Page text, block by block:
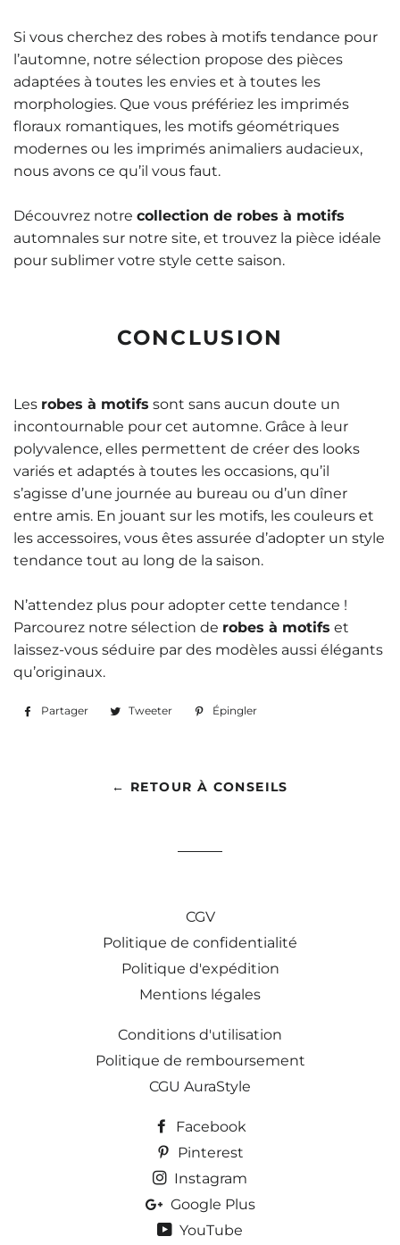
Si vous cherchez des robes à motifs tendance pour
l’automne, notre sélection propose des pièces
adaptées à toutes les envies et à toutes les
morphologies. Que vous préfériez les imprimés
floraux romantiques, les motifs géométriques
modernes ou les imprimés animaliers audacieux,
nous avons ce qu’il vous faut.
Découvrez notre collection de robes à motifs
automnales sur notre site, et trouvez la pièce idéale
pour sublimer votre style cette saison.
CONCLUSION
Les robes à motifs sont sans aucun doute un
incontournable pour cet automne. Grâce à leur
polyvalence, elles permettent de créer des looks
variés et adaptés à toutes les occasions, qu’il
s’agisse d’une journée au bureau ou d’un dîner
entre amis. En jouant sur les motifs, les couleurs et
les accessoires, vous êtes assurée d’adopter un style
tendance tout au long de la saison.
N’attendez plus pour adopter cette tendance !
Parcourez notre sélection de robes à motifs et
laissez-vous séduire par des modèles aussi élégants
qu’originaux.
Partager
PartagerTweeter
TweeterÉpingler
← RETOUR À CONSEILS
CGV
Politique de confidentialité
Politique d'expédition
Mentions légales
Conditions d'utilisation
Politique de remboursement
CGU AuraStyle
Facebook
Pinterest
Instagram
Google Plus
YouTube